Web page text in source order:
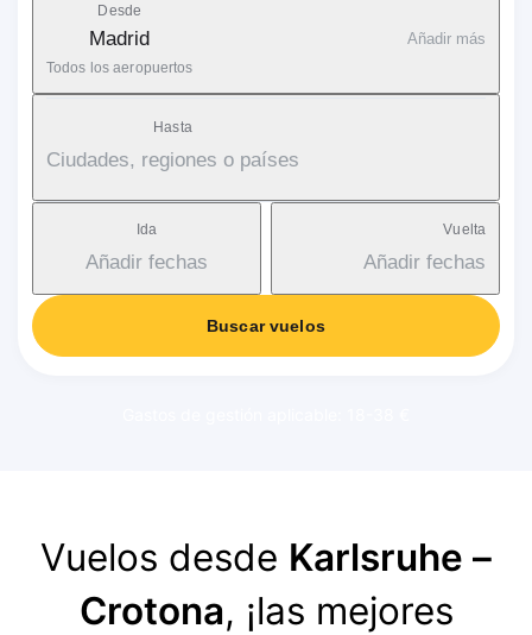
Desde
Madrid
Todos los aeropuertos
Añadir más
Hasta
Ciudades, regiones o países
Ida
Añadir fechas
Vuelta
Añadir fechas
Buscar vuelos
Vuelos desde Karlsruhe –
Crotona, ¡las mejores